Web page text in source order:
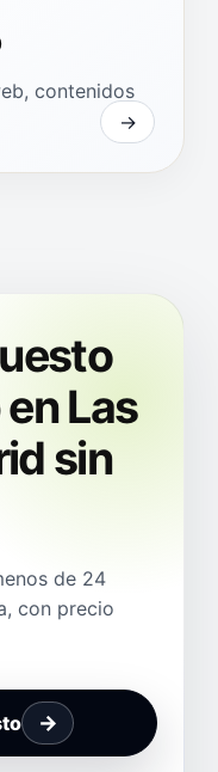
contenidos
Las
sin
de 24
con precio